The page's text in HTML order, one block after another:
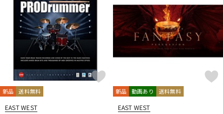
新品 送料無料
EAST WEST
新品 動画あり 送料無料
EAST WEST